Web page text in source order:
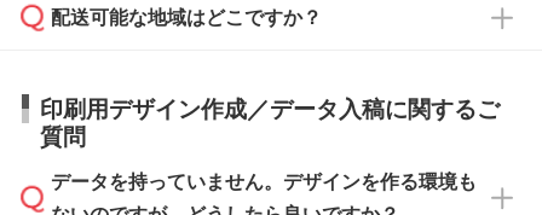
タッフまでお問い合わせください。
ル」に注文予定日をご入力いただくと、おおよ
応が可能かご案内いたします。
す。>>対象商品はこちら
※最短出荷日は商品によって異なります。各商
品ページにてご確認ください
はできかねますので予めご了承ください。
商品によって異なります。各ページにある商品
す。(白箱、化粧箱、ブリスターパックなど)
【袋入り】 商品がひとつずつ袋に入っていま
す。(透明袋、デザイン袋など)
【個包装なし】 個包装がされていない状態で
配送可能な地域はどこですか？
日本全国へお届けが可能です。なお、海外への
直接納品は行っておりませんので予めご了承く
ださい。
印刷用デザイン作成／データ入稿に関するご
質問
データを持っていません。デザインを作る環境も